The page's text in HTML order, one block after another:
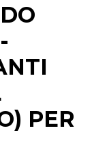
PER